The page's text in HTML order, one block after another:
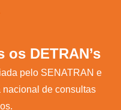
DETRAN’s
pelo SENATRAN e
nacional de consultas